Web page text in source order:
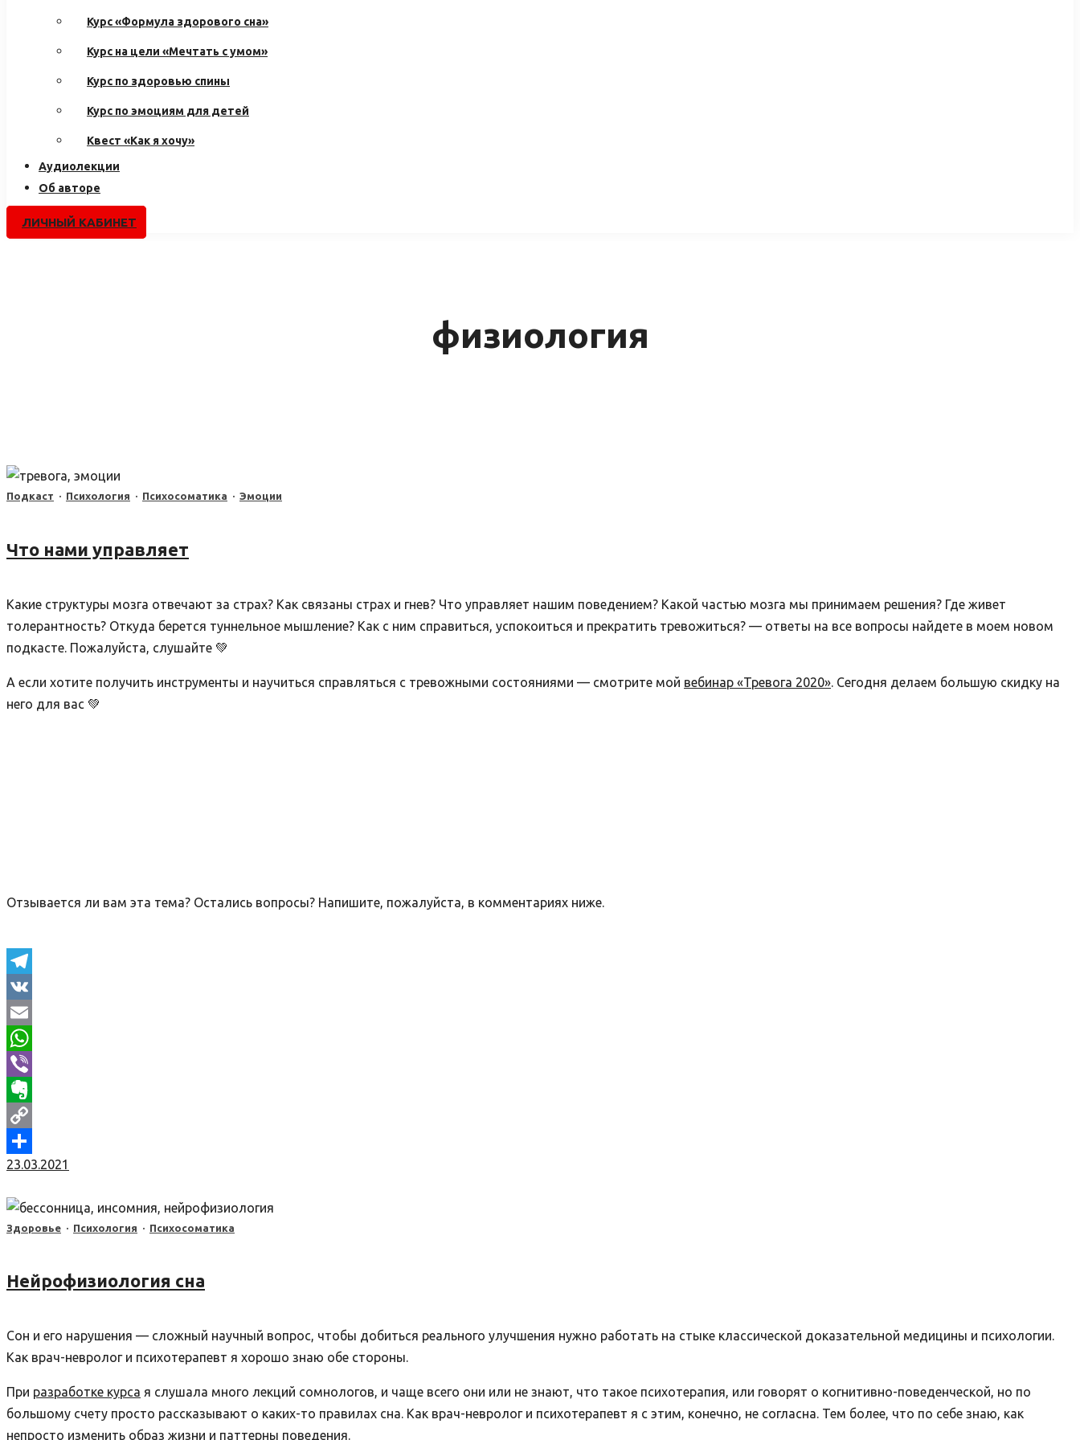
Курс «Формула здорового сна»
Курс на цели «Мечтать с умом»
Курс по здоровью спины
Курс по эмоциям для детей
Квест «Как я хочу»
Аудиолекции
Об авторе
ЛИЧНЫЙ КАБИНЕТ
физиология
Подкаст · Психология · Психосоматика · Эмоции
Что нами управляет
Какие структуры мозга отвечают за страх? Как связаны страх и гнев? Что управляет нашим поведением? Какой частью мозга мы принимаем решения? Где живет
толерантность? Откуда берется туннельное мышление? Как с ним справиться, успокоиться и прекратить тревожиться? — ответы на все вопросы найдете в моем новом
подкасте. Пожалуйста, слушайте 💚
А если хотите получить инструменты и научиться справляться с тревожными состояниями — смотрите мой вебинар «Тревога 2020». Сегодня делаем большую скидку на
него для вас 💚
Отзывается ли вам эта тема? Остались вопросы? Напишите, пожалуйста, в комментариях ниже.
Telegram
VK
Email
WhatsApp
Viber
Evernote
Copy
Link
Отправить
23.03.2021
Здоровье · Психология · Психосоматика
Нейрофизиология сна
Сон и его нарушения — сложный научный вопрос, чтобы добиться реального улучшения нужно работать на стыке классической доказательной медицины и психологии.
Как врач-невролог и психотерапевт я хорошо знаю обе стороны.
При разработке курса я слушала много лекций сомнологов, и чаще всего они или не знают, что такое психотерапия, или говорят о когнитивно-поведенческой, но по
большому счету просто рассказывают о каких-то правилах сна. Как врач-невролог и психотерапевт я с этим, конечно, не согласна. Тем более, что по себе знаю, как
непросто изменить образ жизни и паттерны поведения.